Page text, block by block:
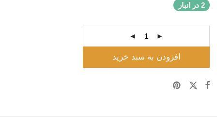
2 در انبار
افزودن به سبد خرید